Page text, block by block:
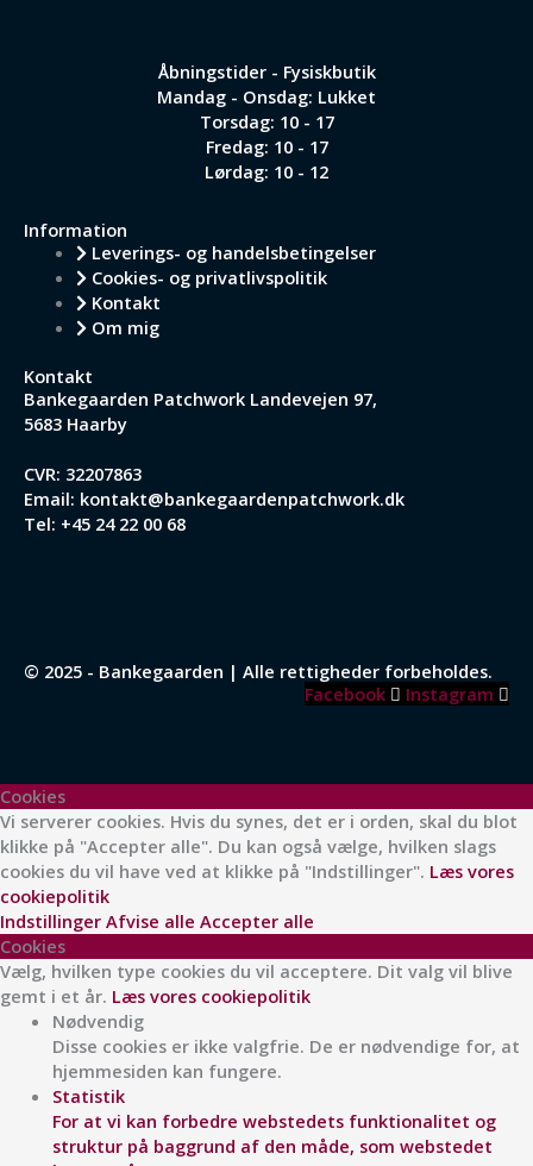
Åbningstider - Fysiskbutik
Mandag - Onsdag: Lukket
Torsdag: 10 - 17
Fredag: 10 - 17
Lørdag: 10 - 12
Information
Leverings- og handelsbetingelser
Cookies- og privatlivspolitik
Kontakt
Om mig
Kontakt
Bankegaarden Patchwork Landevejen 97,
5683 Haarby
CVR: 32207863
Email: kontakt@bankegaardenpatchwork.dk
Tel: +45 24 22 00 68
© 2025 - Bankegaarden | Alle rettigheder forbeholdes.
Facebook
Instagram
Cookies
Vi serverer cookies. Hvis du synes, det er i orden, skal du blot
klikke på "Accepter alle". Du kan også vælge, hvilken slags
cookies du vil have ved at klikke på "Indstillinger". Læs vores
cookiepolitik
Indstillinger Afvise alle Accepter alle
Cookies
Vælg, hvilken type cookies du vil acceptere. Dit valg vil blive
gemt i et år. Læs vores cookiepolitik
Nødvendig
Disse cookies er ikke valgfrie. De er nødvendige for, at
hjemmesiden kan fungere.
Statistik
For at vi kan forbedre webstedets funktionalitet og
struktur på baggrund af den måde, som webstedet